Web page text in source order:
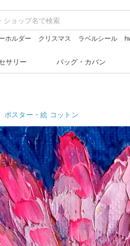
ホルダー クリスマス ラベルシール
サリー バッグ・カバン
ポスター・絵 コットン